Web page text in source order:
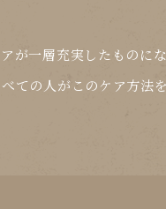
が一層充実したものに
ての人がこのケア方法